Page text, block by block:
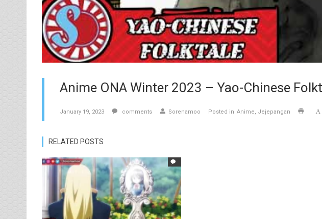
Anime ONA Winter 2023 – Yao-Chinese
January 19, 2023 comments Sorenamoo Posted in Anime Jejepangan
RELATED POSTS